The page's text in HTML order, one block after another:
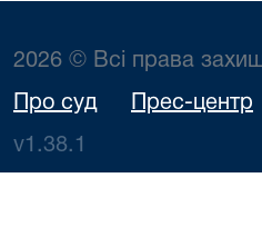
2026 © Всі права
Про суд Прес-центр
v1.38.1